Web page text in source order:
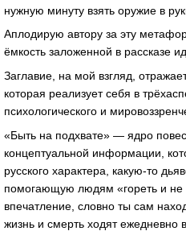
нужную минуту взять оружие в
Аплодирую автору за эту
ёмкость заложенной в рассказе
Заглавие, на мой взгляд,
которая реализует себя в
психологического и
«Быть на подхвате» — ядро
концептуальной информации,
русского характера, какую-то
помогающую людям «гореть и не
впечатление, словно ты сам
жизнь и смерть ходят ежедневно